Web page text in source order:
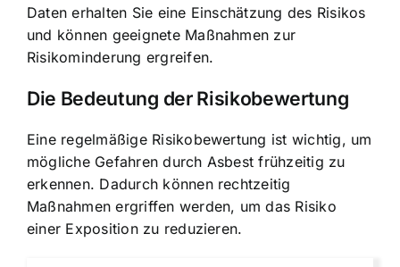
Daten erhalten Sie eine Einschätzung des Risikos
und können geeignete Maßnahmen zur
Risikominderung ergreifen.
Die Bedeutung der Risikobewertung
Eine regelmäßige Risikobewertung ist wichtig, um
mögliche Gefahren durch Asbest frühzeitig zu
erkennen. Dadurch können rechtzeitig
Maßnahmen ergriffen werden, um das Risiko
einer Exposition zu reduzieren.